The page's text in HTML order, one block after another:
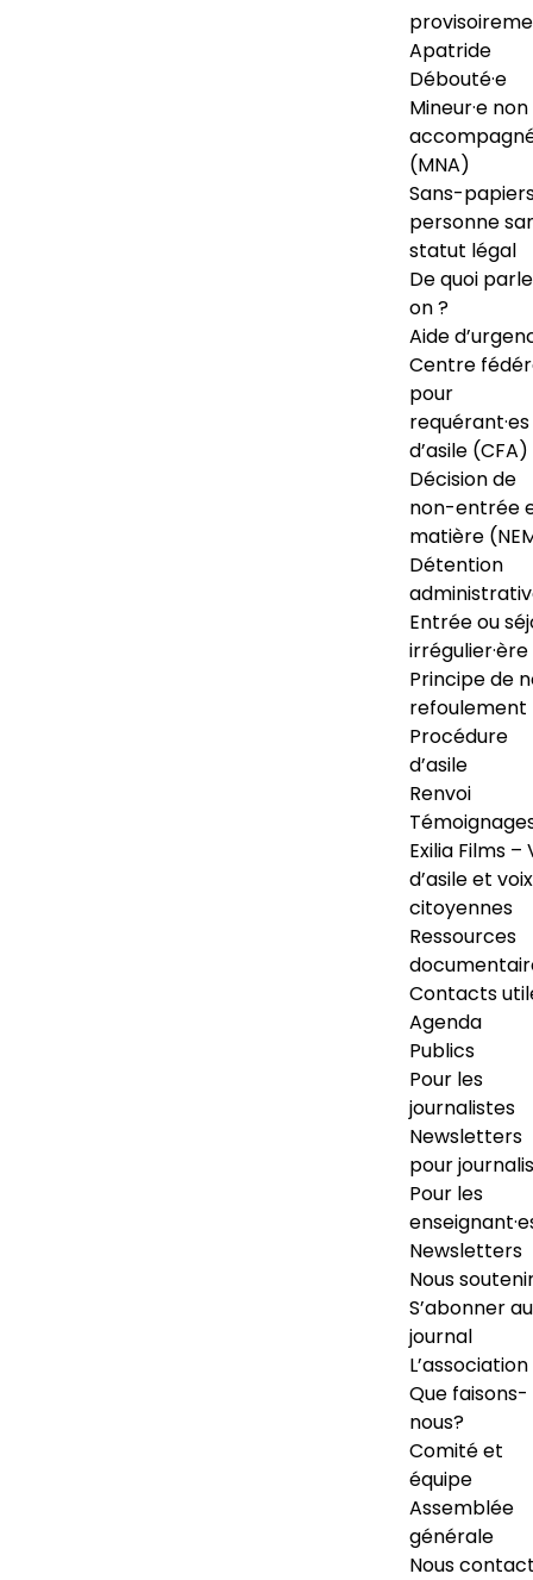
Apatride
Débouté·e
Mineur·e non
(MNA)
Sans-
personne
statut légal
De quoi
on ?
Aide
Centre
pour
requérant·es
d’asile (CFA)
Décision de
non-entrée
matière
Détention
Entrée ou
irrégulier·ère
Principe de
refoulement
Procédure
d’asile
Renvoi
Exilia Films –
d’asile et voix
citoyennes
Ressources
Contacts
Agenda
Publics
Pour les
journalistes
Newsletters
pour
Pour les
Newsletters
Nous
S’abonner au
journal
L’association
Que faisons-
nous?
Comité et
équipe
Assemblée
générale
Nous